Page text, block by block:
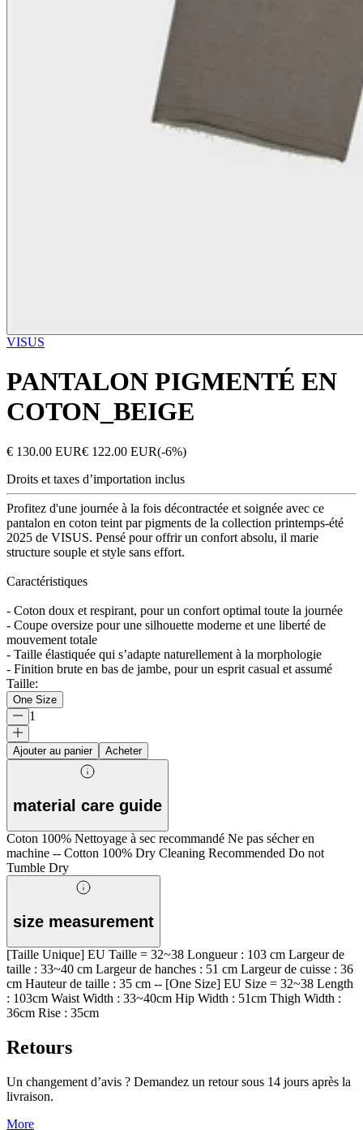
VISUS
PANTALON PIGMENTÉ EN
COTON_BEIGE
€ 130.00 EUR€ 122.00 EUR(-6%)
Droits et taxes d’importation inclus
Profitez d'une journée à la fois décontractée et soignée avec ce
pantalon en coton teint par pigments de la collection printemps-été
2025 de VISUS. Pensé pour offrir un confort absolu, il marie
structure souple et style sans effort.
Caractéristiques
- Coton doux et respirant, pour un confort optimal toute la journée
- Coupe oversize pour une silhouette moderne et une liberté de
mouvement totale
- Taille élastiquée qui s’adapte naturellement à la morphologie
- Finition brute en bas de jambe, pour un esprit casual et assumé
Taille:
One Size
1
Ajouter au panier Acheter
material care guide
Coton 100% Nettoyage à sec recommandé Ne pas sécher en
machine -- Cotton 100% Dry Cleaning Recommended Do not
Tumble Dry
size measurement
[Taille Unique] EU Taille = 32~38 Longueur : 103 cm Largeur de
taille : 33~40 cm Largeur de hanches : 51 cm Largeur de cuisse : 36
cm Hauteur de taille : 35 cm -- [One Size] EU Size = 32~38 Length
: 103cm Waist Width : 33~40cm Hip Width : 51cm Thigh Width :
36cm Rise : 35cm
Retours
Un changement d’avis ? Demandez un retour sous 14 jours après la
livraison.
More